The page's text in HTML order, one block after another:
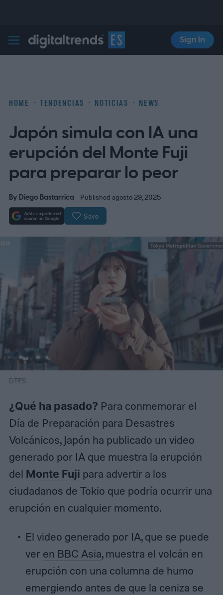
Digital Trends Español
Sign In
HOME TENDENCIAS NOTICIAS NEWS
Japón simula con IA una
erupción del Monte Fuji
para preparar lo peor
By Diego Bastarrica Published agosto 29, 2025
Save
DTES
¿Qué ha pasado? Para conmemorar el
Día de Preparación para Desastres
Volcánicos, Japón ha publicado un video
generado por IA que muestra la erupción
del Monte Fuji para advertir a los
ciudadanos de Tokio que podría ocurrir una
erupción en cualquier momento.
El video generado por IA, que se puede
ver en BBC Asia, muestra el volcán en
erupción con una columna de humo
emergiendo antes de que la ceniza se